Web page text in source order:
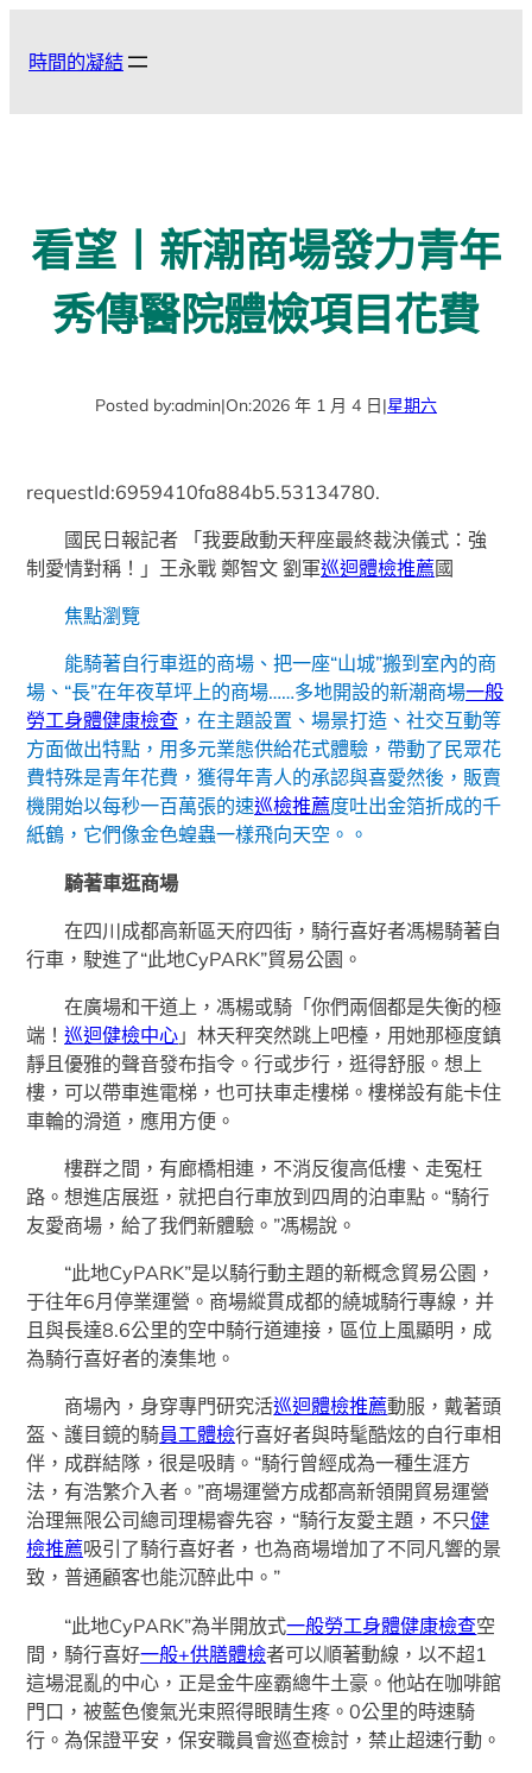
時間的凝結
看望丨新潮商場發力青年
秀傳醫院體檢項目花費
Posted by:admin|On:2026 年 1 月 4 日|星期六
requestId:6959410fa884b5.53134780.
國民日報記者 「我要啟動天秤座最終裁決儀式：強
制愛情對稱！」王永戰 鄭智文 劉軍巡迴體檢推薦國
焦點瀏覽
能騎著自行車逛的商場、把一座“山城”搬到室內的商
場、“長”在年夜草坪上的商場……多地開設的新潮商場一般
勞工身體健康檢查 ，在主題設置、場景打造、社交互動等
方面做出特點，用多元業態供給花式體驗，帶動了民眾花
費特殊是青年花費，獲得年青人的承認與喜愛然後，販賣
機開始以每秒一百萬張的速巡檢推薦度吐出金箔折成的千
紙鶴，它們像金色蝗蟲一樣飛向天空。。
騎著車逛商場
在四川成都高新區天府四街，騎行喜好者馮楊騎著自
行車，駛進了“此地CyPARK”貿易公園。
在廣場和干道上，馮楊或騎「你們兩個都是失衡的極
端！巡迴健檢中心 」林天秤突然跳上吧檯，用她那極度鎮
靜且優雅的聲音發布指令。行或步行，逛得舒服。想上
樓，可以帶車進電梯，也可扶車走樓梯。樓梯設有能卡住
車輪的滑道，應用方便。
樓群之間，有廊橋相連，不消反復高低樓、走冤枉
路。想進店展逛，就把自行車放到四周的泊車點。“騎行
友愛商場，給了我們新體驗。”馮楊說。
“此地CyPARK”是以騎行動主題的新概念貿易公園，
于往年6月停業運營。商場縱貫成都的繞城騎行專線，并
且與長達8.6公里的空中騎行道連接，區位上風顯明，成
為騎行喜好者的湊集地。
商場內，身穿專門研究活巡迴體檢推薦動服，戴著頭
盔、護目鏡的騎員工體檢行喜好者與時髦酷炫的自行車相
伴，成群結隊，很是吸睛。“騎行曾經成為一種生涯方
法，有浩繁介入者。”商場運營方成都高新領開貿易運營
治理無限公司總司理楊睿先容，“騎行友愛主題，不只健
檢推薦吸引了騎行喜好者，也為商場增加了不同凡響的景
致，普通顧客也能沉醉此中。”
“此地CyPARK”為半開放式一般勞工身體健康檢查空
間，騎行喜好一般+供膳體檢者可以順著動線，以不超1
這場混亂的中心，正是金牛座霸總牛土豪。他站在咖啡館
門口，被藍色傻氣光束照得眼睛生疼。0公里的時速騎
行。為保證平安，保安職員會巡查檢討，禁止超速行動。